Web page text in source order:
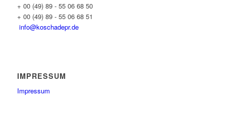
+ 00 (49) 89 - 55 06 68 50
+ 00 (49) 89 - 55 06 68 51
info@koschadepr.de
IMPRESSUM
Impressum